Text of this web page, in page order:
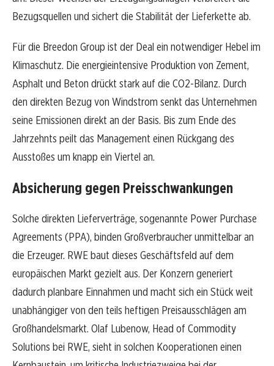
Bezugsquellen und sichert die Stabilität der Lieferkette ab.
Für die Breedon Group ist der Deal ein notwendiger Hebel im
Klimaschutz. Die energieintensive Produktion von Zement,
Asphalt und Beton drückt stark auf die CO2-Bilanz. Durch
den direkten Bezug von Windstrom senkt das Unternehmen
seine Emissionen direkt an der Basis. Bis zum Ende des
Jahrzehnts peilt das Management einen Rückgang des
Ausstoßes um knapp ein Viertel an.
Absicherung gegen Preisschwankungen
Solche direkten Lieferverträge, sogenannte Power Purchase
Agreements (PPA), binden Großverbraucher unmittelbar an
die Erzeuger. RWE baut dieses Geschäftsfeld auf dem
europäischen Markt gezielt aus. Der Konzern generiert
dadurch planbare Einnahmen und macht sich ein Stück weit
unabhängiger von den teils heftigen Preisausschlägen am
Großhandelsmarkt. Olaf Lubenow, Head of Commodity
Solutions bei RWE, sieht in solchen Kooperationen einen